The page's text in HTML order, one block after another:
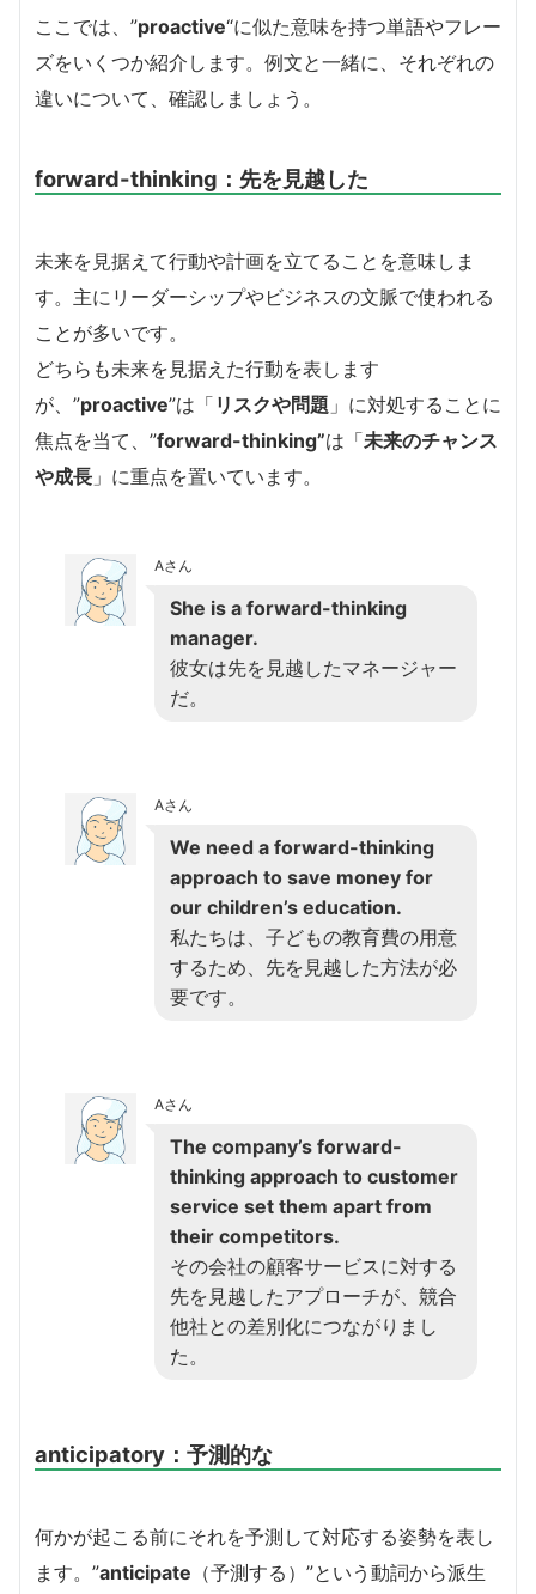
ここでは、”proactive“に似た意味を持つ単語やフレー
ズをいくつか紹介します。例文と一緒に、それぞれの
違いについて、確認しましょう。
forward-thinking：先を見越した
未来を見据えて行動や計画を立てることを意味しま
す。主にリーダーシップやビジネスの文脈で使われる
ことが多いです。
どちらも未来を見据えた行動を表します
が、”proactive”は「 リスクや問題 」に対処することに
焦点を当て、”forward-thinking”は「未来のチャンス
や成長 」に重点を置いています。
Aさん
She is a forward-thinking
manager.
彼女は先を見越したマネージャー
だ。
Aさん
We need a forward-thinking
approach to save money for
our children’s education.
私たちは、子どもの教育費の用意
するため、先を見越した方法が必
要です。
Aさん
The company’s forward-
thinking approach to customer
service set them apart from
their competitors.
その会社の顧客サービスに対する
先を見越したアプローチが、競合
他社との差別化につながりまし
た。
anticipatory：予測的な
何かが起こる前にそれを予測して対応する姿勢を表し
ます。”anticipate （予測する）”という動詞から派生